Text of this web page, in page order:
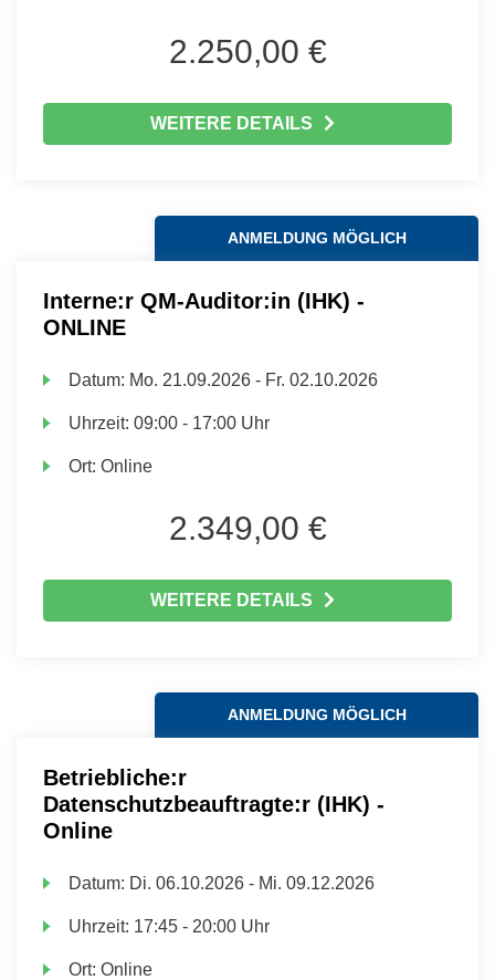
2.250,00 €
WEITERE DETAILS
ANMELDUNG MÖGLICH
Interne:r QM-Auditor:in (IHK) -
ONLINE
Datum: Mo. 21.09.2026 - Fr. 02.10.2026
Uhrzeit:09:00 - 17:00 Uhr
Ort:Online
2.349,00 €
WEITERE DETAILS
ANMELDUNG MÖGLICH
Betriebliche:r
Datenschutzbeauftragte:r (IHK) -
Online
Datum: Di. 06.10.2026 - Mi. 09.12.2026
Uhrzeit: 17:45 - 20:00 Uhr
Ort:Online